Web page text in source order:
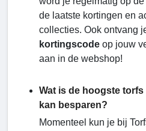
de laatste kortingen en
collecties. Ook ontvang
kortingscode op jouw
aan in de webshop!
Wat is de hoogste
kan besparen?
Momenteel kun je bij